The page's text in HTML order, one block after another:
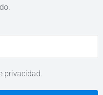
privacidad.